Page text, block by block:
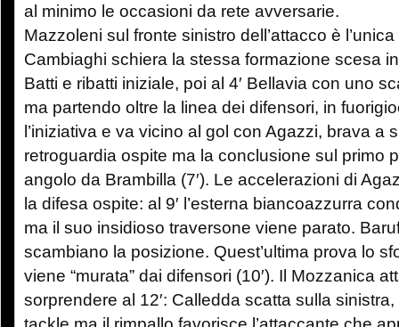
al minimo le occasioni da rete avversarie.
Mazzoleni sul fronte sinistro dell’attacco è
Cambiaghi schiera la stessa formazione scesa
Batti e ribatti iniziale, poi al 4′ Bellavia con uno
ma partendo oltre la linea dei difensori, in
l’iniziativa e va vicino al gol con Agazzi, brava a
retroguardia ospite ma la conclusione sul primo
angolo da Brambilla (7′). Le accelerazioni di
la difesa ospite: al 9′ l’esterna biancoazzurra
ma il suo insidioso traversone viene parato.
scambiano la posizione. Quest’ultima prova lo
viene “murata” dai difensori (10′). Il Mozzanica
sorprendere al 12′: Calledda scatta sulla